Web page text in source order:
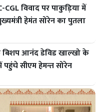
CGL विवाद पर पाकुड़िया में
हेमंत सोरेन का पुतला
बिशप आनंद डेविड खाल्खो के
सीएम हेमन्त सोरेन